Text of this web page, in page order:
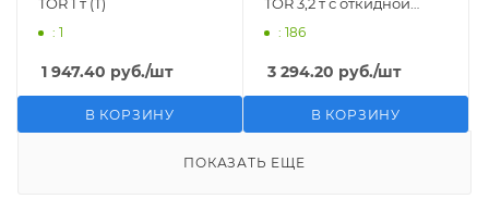
: 1
1 947.40 руб./шт
В КОРЗИНУ
щекой
: 186
3 294.20 руб./шт
В КОРЗИНУ
ПОКАЗАТЬ ЕЩЕ